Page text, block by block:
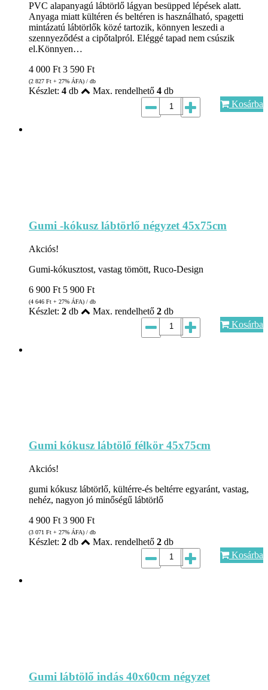
PVC alapanyagú lábtörlő lágyan besüpped lépések alatt.
Anyaga miatt kültéren és beltéren is használható, spagetti
mintázatú lábtörlők közé tartozik, könnyen leszedi a
szennyeződést a cipőtalpról. Eléggé tapad nem csúszik
el.Könnyen…
4 000 Ft 3 590 Ft
(2 827 Ft + 27% ÁFA) / db
Készlet: 4 db Max. rendelhető 4 db
Kosárba
Gumi -kókusz lábtörlő négyzet 45x75cm
Akciós!
Gumi-kókusztost, vastag tömött, Ruco-Design
6 900 Ft 5 900 Ft
(4 646 Ft + 27% ÁFA) / db
Készlet: 2 db Max. rendelhető 2 db
Kosárba
Gumi kókusz lábtölő félkör 45x75cm
Akciós!
gumi kókusz lábtörlő, kültérre-és beltérre egyaránt, vastag,
nehéz, nagyon jó minőségű lábtörlő
4 900 Ft 3 900 Ft
(3 071 Ft + 27% ÁFA) / db
Készlet: 2 db Max. rendelhető 2 db
Kosárba
Gumi lábtölő indás 40x60cm négyzet